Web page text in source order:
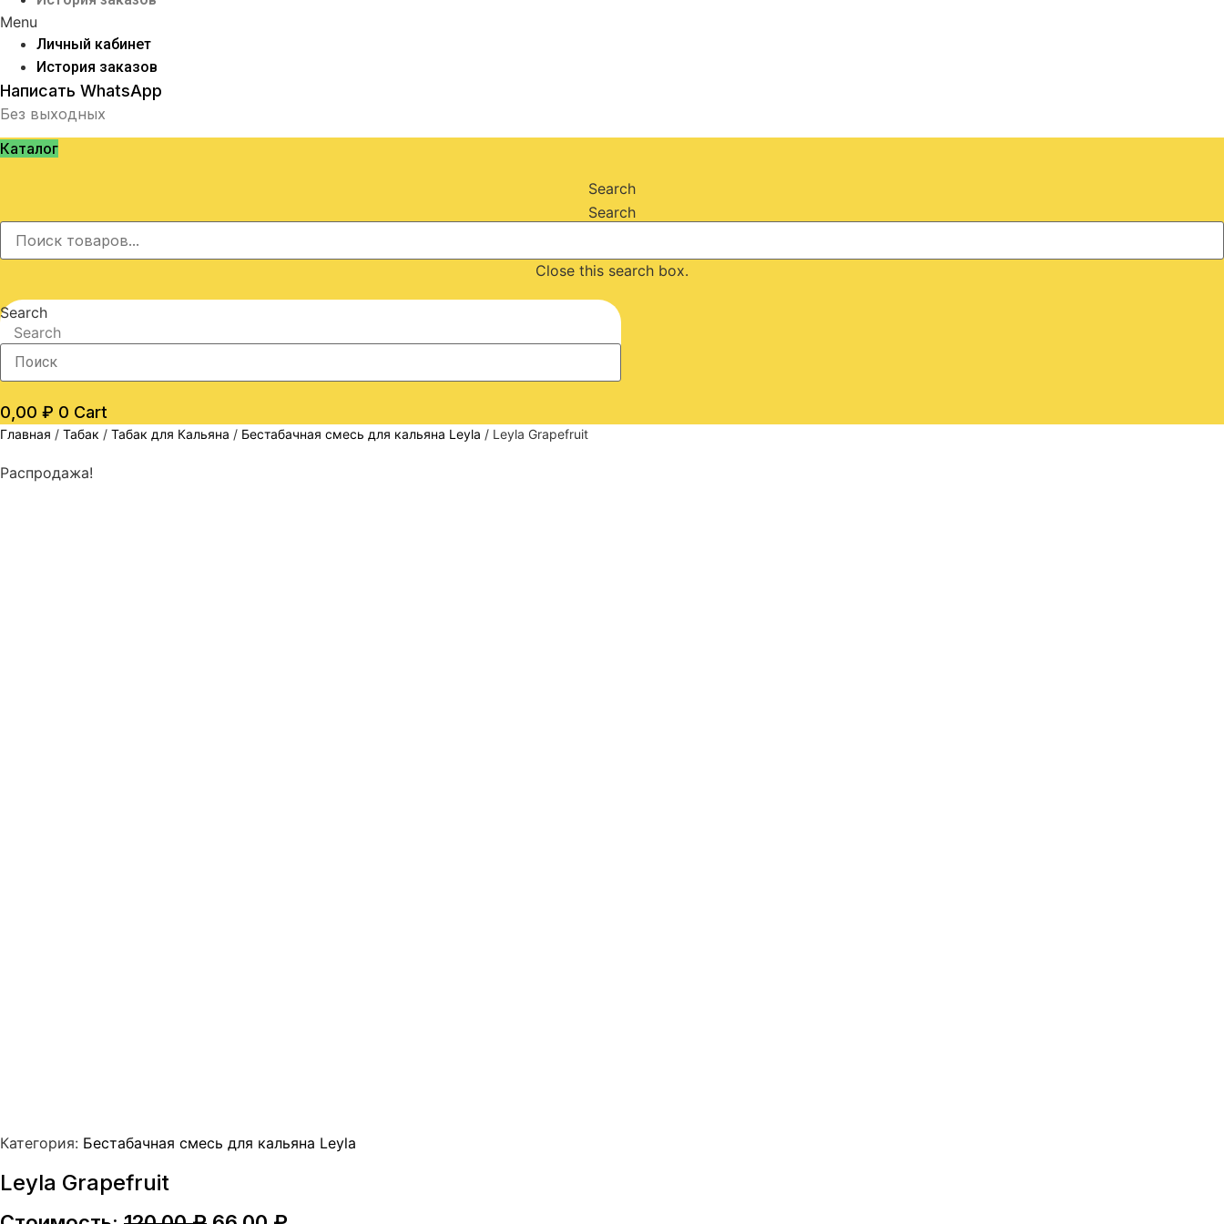
Menu
Личный кабинет
История заказов
Написать WhatsApp
Без выходных
Каталог
Search
Search
Close this search box.
Search
Search
0,00 ₽ 0 Cart
Главная / Табак / Табак для Кальяна / Бестабачная смесь для кальяна Leyla / Leyla Grapefruit
Распродажа!
Категория: Бестабачная смесь для кальяна Leyla
Leyla Grapefruit